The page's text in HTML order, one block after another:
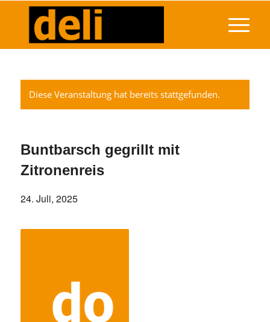
Diese Veranstaltung hat bereits stattgefunden.
Buntbarsch gegrillt mit
Zitronenreis
24. Juli, 2025